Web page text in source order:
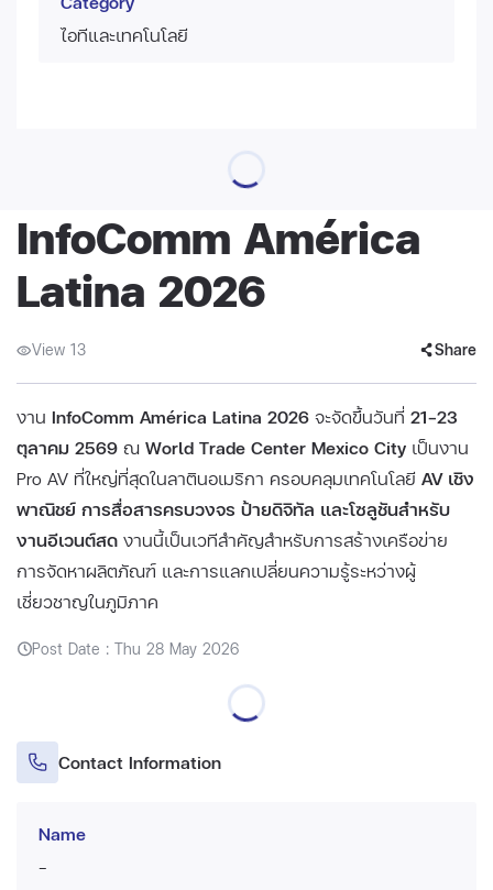
ไอทีและเทคโนโลยี
InfoComm América
Latina 2026
View 13 Share
งาน InfoComm América Latina 2026 จะจัดขึ้นวันที่ 21–23
ตุลาคม 2569 ณ World Trade Center Mexico City เป็นงาน
Pro AV ที่ใหญ่ที่สุดในลาตินอเมริกา ครอบคลุมเทคโนโลยี AV เชิง
พาณิชย์ การสื่อสารครบวงจร ป้ายดิจิทัล และโซลูชันสำหรับ
งานอีเวนต์สด งานนี้เป็นเวทีสำคัญสำหรับการสร้างเครือข่าย
การจัดหาผลิตภัณฑ์ และการแลกเปลี่ยนความรู้ระหว่างผู้
เชี่ยวชาญในภูมิภาค
Post Date : Thu 28 May 2026
Contact Information
Name
-